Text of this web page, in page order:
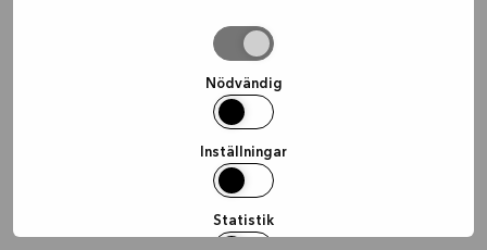
Nödvändig
Inställningar
Statistik